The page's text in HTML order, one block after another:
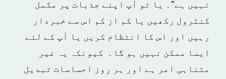
نہیں ہے”۔ یا تو آپ اپنے جذبات پر مکمل
کنٹرول رکھیں یا کم از کم اس سے خبردار
رہیں اور اس کا انتظام کریں یا آپ کے لئے
ایسا ممکن نہیں ہو گا۔ کیونکہ یہ غیر
متناہی امر ہے اور ہر روز احساسات تبدیل